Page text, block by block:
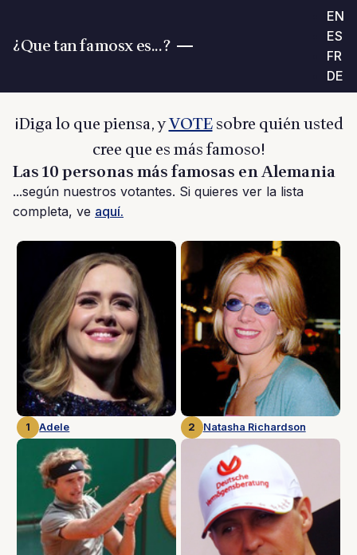
¿Que tan famosx es...?
EN
ES
FR
DE
¡Diga lo que piensa, yVOTEsobre quién usted
cree que es más famoso!
Las 10 personas más famosas en Alemania
...según nuestros votantes. Si quieres ver la lista
completa, ve aquí.
1 Adele 2 Natasha Richardson